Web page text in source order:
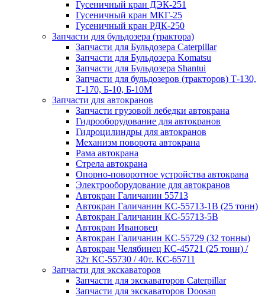
Гусеничный кран ДЭК-251
Гусеничный кран МКГ-25
Гусеничный кран РДК-250
Запчасти для бульдозера (трактора)
Запчасти для Бульдозера Caterpillar
Запчасти для Бульдозера Komatsu
Запчасти для Бульдозера Shantui
Запчасти для бульдозеров (тракторов) Т-130,
Т-170, Б-10, Б-10М
Запчасти для автокранов
Запчасти грузовой лебедки автокрана
Гидрооборудование для автокранов
Гидроцилиндры для автокранов
Механизм поворота автокрана
Рама автокрана
Стрела автокрана
Опорно-поворотное устройства автокрана
Электрооборудование для автокранов
Автокран Галичанин 55713
Автокран Галичанин КС-55713-1В (25 тонн)
Автокран Галичанин КС-55713-5В
Автокран Ивановец
Автокран Галичанин КС-55729 (32 тонны)
Автокран Челябинец КС-45721 (25 тонн) /
32т КС-55730 / 40т. КС-65711
Запчасти для экскаваторов
Запчасти для экскаваторов Caterpillar
Запчасти для экскаваторов Doosan